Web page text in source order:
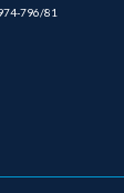
796/81